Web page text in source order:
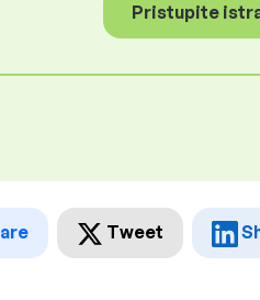
Pristupite
Tweet